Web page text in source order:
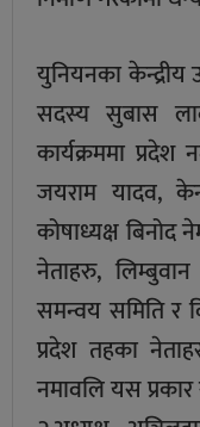
युनियनका
सदस्य सुबास
कार्यक्रममा
जयराम यादव,
कोषाध्यक्ष बिनोद
नेताहरु, लिम्बुवान
समन्वय समिति र
प्रदेश तहका
नमावलि यस